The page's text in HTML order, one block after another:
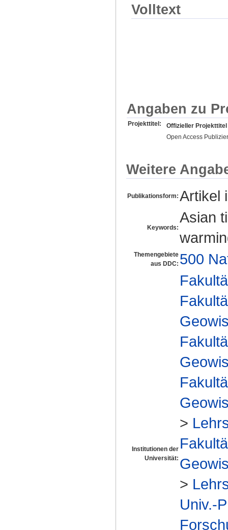
Volltext
Angaben zu
Projekttitel:
Offizieller Projekttitel
Open Access
Weitere
Publikationsform: Artikel
Keywords:
Asian
Themengebiete
aus DDC: 500
Institutionen der
Universität:
>
>
Univ.-